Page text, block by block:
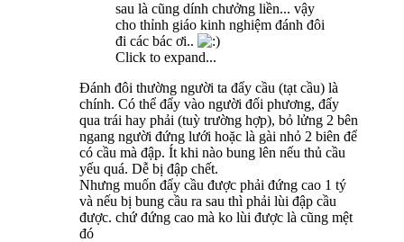
sau là cũng dính chưởng liền... vậy
cho thỉnh giáo kinh nghiệm đánh đôi
đi các bác ơi..
Click to expand...
Đánh đôi thường người ta đẩy cầu (tạt cầu) là
chính. Có thể đẩy vào người đối phương, đẩy
qua trái hay phải (tuỳ trường hợp), bỏ lửng 2 bên
ngang người đứng lưới hoặc là gài nhỏ 2 biên để
có cầu mà đập. Ít khi nào bung lên nếu thủ cầu
yếu quá. Dễ bị đập chết.
Nhưng muốn đẩy cầu được phải đứng cao 1 tý
và nếu bị bung cầu ra sau thì phải lùi đập cầu
được. chứ đứng cao mà ko lùi được là cũng mệt
đó